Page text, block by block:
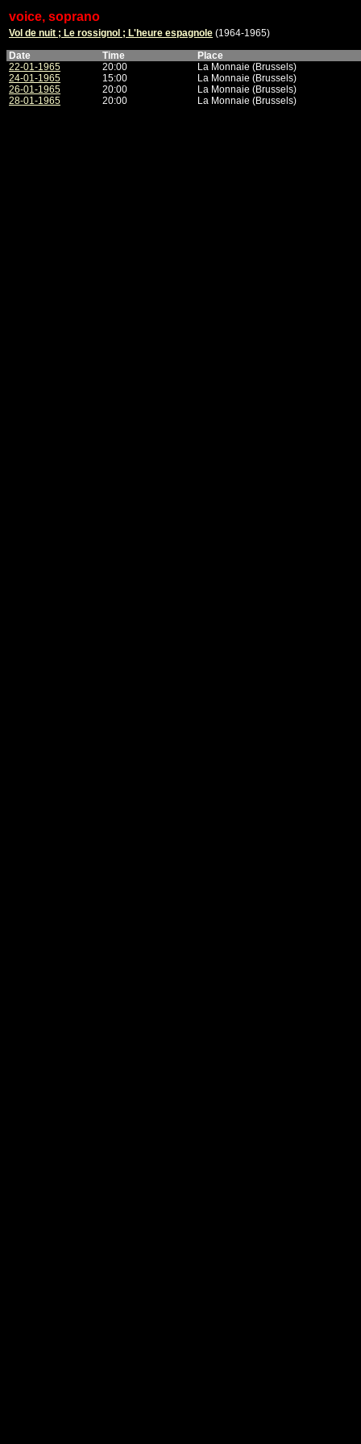
voice, soprano
Vol de nuit ; Le rossignol ; L'heure espagnole (1964-1965)
Date
Time
Place
22-01-1965
20:00
La Monnaie (Brussels)
24-01-1965
15:00
La Monnaie (Brussels)
26-01-1965
20:00
La Monnaie (Brussels)
28-01-1965
20:00 La Monnaie (Brussels)